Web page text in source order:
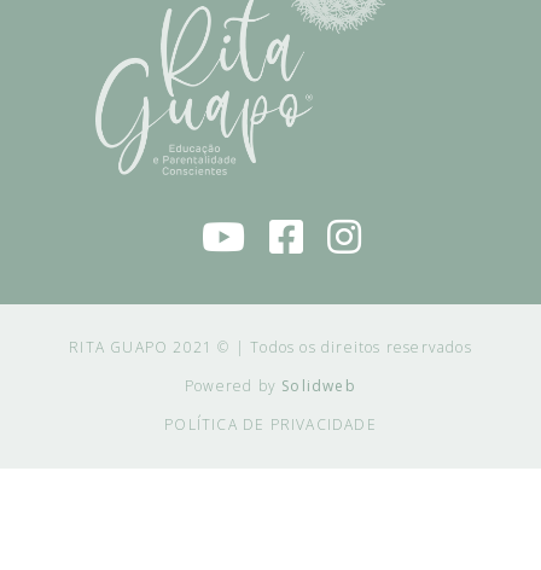
RITA GUAPO 2021 © | Todos os direitos reservados
Powered by Solidweb
POLÍTICA DE PRIVACIDADE